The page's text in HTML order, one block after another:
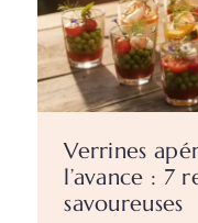
Verrines
l’avance : 7
savoureuses